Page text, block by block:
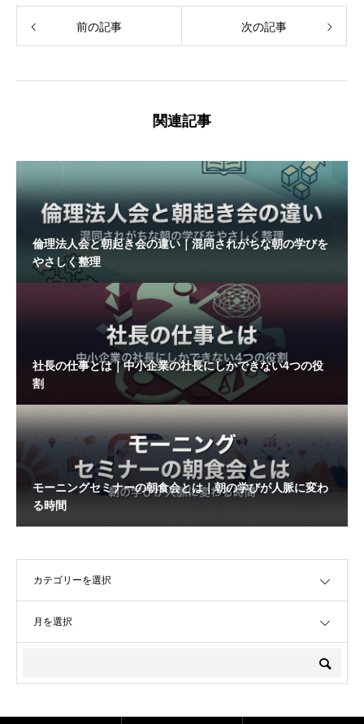
前の記事 次の記事
関連記事
倫理法人会と朝起き会の違い｜混同されがちな朝の学びを
やさしく整理
社長の仕事とは｜中小企業の社長にしかできない4つの役
割
モーニングセミナーの朝食会とは｜朝の学びが人脈に変わ
る時間